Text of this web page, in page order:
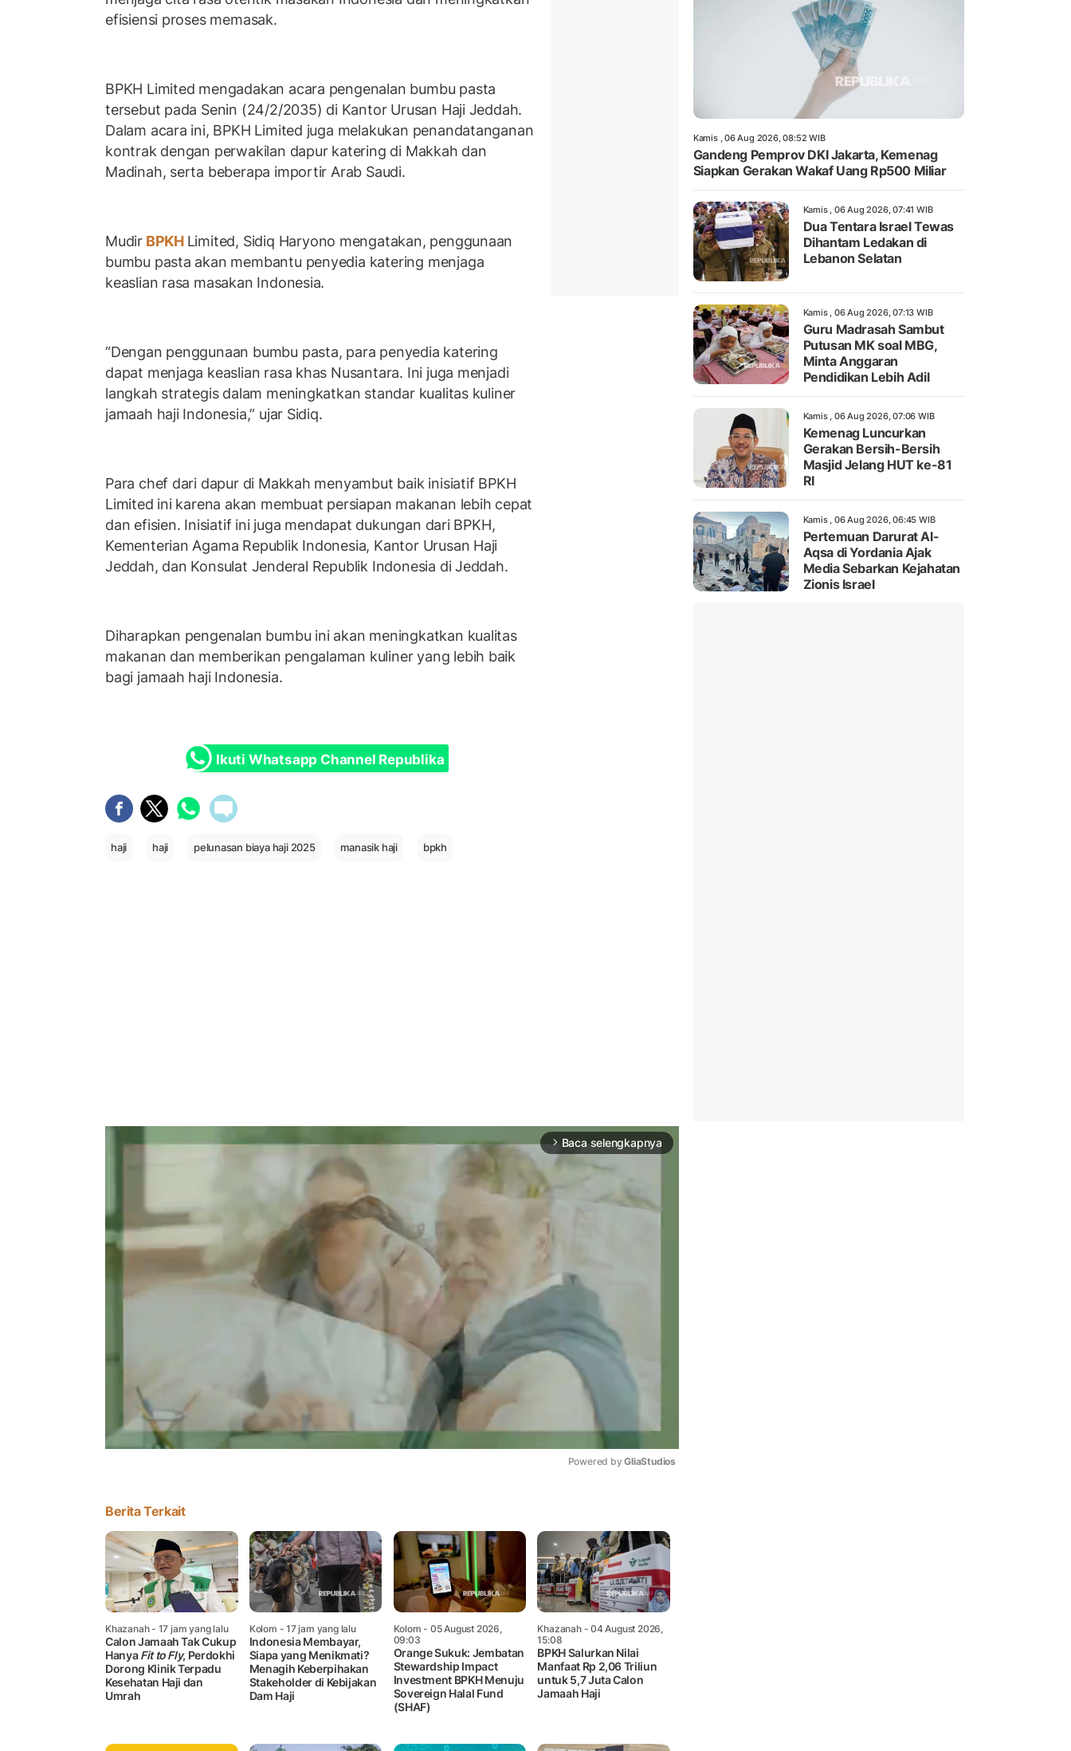
efisiensi proses memasak.
BPKH Limited mengadakan acara pengenalan bumbu pasta
tersebut pada Senin (24/2/2035) di Kantor Urusan Haji Jeddah.
Dalam acara ini, BPKH Limited juga melakukan penandatanganan
kontrak dengan perwakilan dapur katering di Makkah dan
Madinah, serta beberapa importir Arab Saudi.
MudirBPKH Limited, Sidiq Haryono mengatakan, penggunaan
bumbu pasta akan membantu penyedia katering menjaga
keaslian rasa masakan Indonesia.
“Dengan penggunaan bumbu pasta, para penyedia katering
dapat menjaga keaslian rasa khas Nusantara. Ini juga menjadi
langkah strategis dalam meningkatkan standar kualitas kuliner
jamaah haji Indonesia,” ujar Sidiq.
Para chef dari dapur di Makkah menyambut baik inisiatif BPKH
Limited ini karena akan membuat persiapan makanan lebih cepat
dan efisien. Inisiatif ini juga mendapat dukungan dari BPKH,
Kementerian Agama Republik Indonesia, Kantor Urusan Haji
Jeddah, dan Konsulat Jenderal Republik Indonesia di Jeddah.
Diharapkan pengenalan bumbu ini akan meningkatkan kualitas
makanan dan memberikan pengalaman kuliner yang lebih baik
bagi jamaah haji Indonesia.
Ikuti Whatsapp Channel Republika
haji haji pelunasan biaya haji 2025 manasik haji bpkh
arrow_forward_ios Baca selengkapnya
Powered by GliaStudios
Berita Terkait
Khazanah- 17 jam yang lalu
Calon Jamaah Tak Cukup
HanyaFit to Fly, Perdokhi
Dorong Klinik Terpadu
Kesehatan Haji dan
Umrah
Kolom - 17 jam yang lalu
Indonesia Membayar,
Siapa yang Menikmati?
Menagih Keberpihakan
Stakeholder di Kebijakan
Dam Haji
Kolom - 05 August 2026,
09:03
Orange Sukuk: Jembatan
Stewardship Impact
Investment BPKH Menuju
Sovereign Halal Fund
(SHAF)
Khazanah- 04 August 2026,
15:08
BPKH Salurkan Nilai
Manfaat Rp 2,06 Triliun
untuk 5,7 Juta Calon
Jamaah Haji
Kamis , 06 Aug 2026, 08:52 WIB
Gandeng Pemprov DKI Jakarta, Kemenag
Siapkan Gerakan Wakaf Uang Rp500 Miliar
Kamis , 06 Aug 2026, 07:41 WIB
Dua Tentara Israel Tewas
Dihantam Ledakan di
Lebanon Selatan
Kamis , 06 Aug 2026, 07:13 WIB
Guru Madrasah Sambut
Putusan MK soal MBG,
Minta Anggaran
Pendidikan Lebih Adil
Kamis , 06 Aug 2026, 07:06 WIB
Kemenag Luncurkan
Gerakan Bersih-Bersih
Masjid Jelang HUT ke-81
RI
Kamis , 06 Aug 2026, 06:45 WIB
Pertemuan Darurat Al-
Aqsa di Yordania Ajak
Media Sebarkan Kejahatan
Zionis Israel